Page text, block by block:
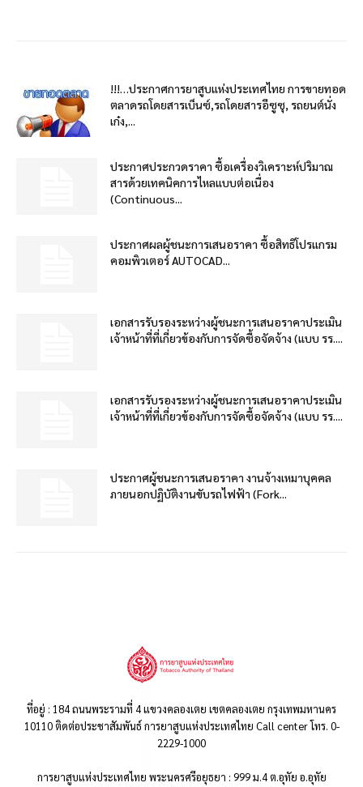
!!!…ประกาศการยาสูบแห่งประเทศไทย การขายทอด
ตลาดรถโดยสารเบ็นซ์,รถโดยสารอีซูซุ, รถยนต์นั่ง
เก๋ง,...
ประกาศประกวดราคา ซื้อเครื่องวิเคราะห์ปริมาณ
สารด้วยเทคนิคการไหลแบบต่อเนื่อง
(Continuous...
ประกาศผลผู้ชนะการเสนอราคา ซื้อสิทธิโปรแกรม
คอมพิวเตอร์ AUTOCAD...
เอกสารรับรองระหว่างผู้ชนะการเสนอราคาประเมิน
เจ้าหน้าที่ที่เกี่ยวข้องกับการจัดซื้อจัดจ้าง (แบบ รร....
เอกสารรับรองระหว่างผู้ชนะการเสนอราคาประเมิน
เจ้าหน้าที่ที่เกี่ยวข้องกับการจัดซื้อจัดจ้าง (แบบ รร....
ประกาศผู้ชนะการเสนอราคา งานจ้างเหมาบุคคล
ภายนอกปฏิบัติงานขับรถไฟฟ้า (Fork...
ที่อยู่ : 184 ถนนพระรามที่ 4 แขวงคลองเตย เขตคลองเตย กรุงเทพมหานคร
10110 ติดต่อประชาสัมพันธ์ การยาสูบแห่งประเทศไทย Call center โทร. 0-
2229-1000
การยาสูบแห่งประเทศไทย พระนครศรีอยุธยา : 999 ม.4 ต.อุทัย อ.อุทัย